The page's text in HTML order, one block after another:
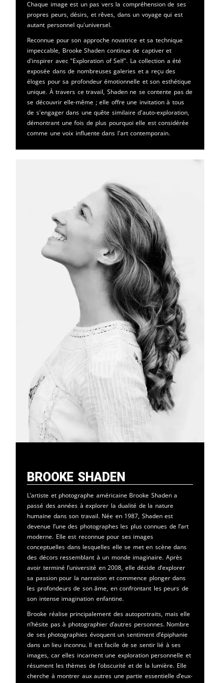
Chaque image est un pas vers la compréhension de ses
propres peurs, désirs, et rêves, dans un voyage qui est
autant personnel qu'universel.
Reconnue pour son approche novatrice et sa technique
impeccable, Brooke Shaden continue de captiver et
d'inspirer avec "Exploration of Self". La collection a été
exposée dans de nombreuses galeries et a reçu des
éloges pour sa profondeur émotionnelle et son esthétique
unique. À travers ce travail, Shaden ne se contente pas de
se découvrir elle-même ; elle offre une invitation à tous
de s'engager dans une quête similaire d'auto-exploration,
démontrant une fois de plus pourquoi elle est considérée
comme une voix influente dans l'art contemporain.
Brooke Shaden
L’artiste et photographe américaine Brooke Shaden a
passé des années à explorer la dualité de la nature
humaine dans son travail. Née en 1987, Shaden est
devenue l’une des photographes les plus connues de l’art
moderne. Elle est reconnue pour ses images
conceptuelles dans lesquelles elle se met en scène dans
des décors ressemblant à un monde imaginaire. Après
avoir terminé l’université en 2008, elle décide d’explorer
sa passion pour la narration et commence plonger dans
les profondeurs de son âme, en confrontant les peurs de
son intense imagination enfantine.
Brooke réalise principalement des autoportraits, mais elle
n’hésite pas à photographier d’autres personnes. Nombre
de ses photographies évoquent un sentiment d’épiphanie
dans un lieu inconnu. Il est facile de se sentir lié à ses
images, car elles incarnent une exploration personnelle et
résument les thèmes de l’obscurité et de la lumière. Elle
cherche à montrer aux autres une partie essentielle d’eux-